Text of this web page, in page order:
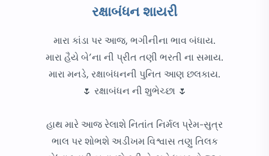
રક્ષાબંધન શાયરી
મારા કાંડા પર આજ, ભગીનીના ભાવ બંધાય.
મારા હૈયે બે’ના ની પ્રીત તણી ભરતી ના સમાય.
મારા મનડે, રક્ષાબંધનની પુનિત આણ છલકાય.
🌷 રક્ષાબંધન ની શુભેચ્છા 🌷
હાથ મારે આજ રેલાશે નિતાંત નિર્મલ પ્રેમ-સુત્ર
ભાલ પર શોભશે અડીખમ વિશ્વાસ તણુ તિલક